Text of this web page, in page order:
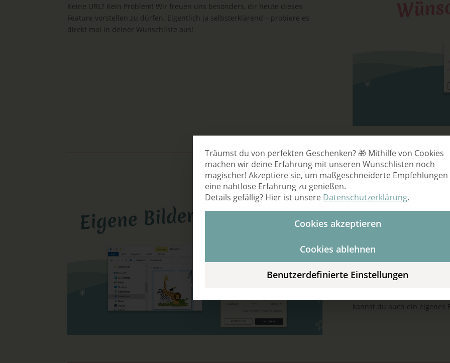
Keine URL? Kein Problem! Wir freuen uns besonders, dir heute dieses
Feature vorstellen zu dürfen. Eigentlich ja selbsterklärend – probiere es
direkt mal in deiner Wunschliste aus!
Eigene Bilder
StarSnoopy-User haben
die Funktion da! Nun
hochladen.
Manchmal kommt es vor,
Wunschprodukt gefunden
Bilder hinterlegt sind. Den
kannst du auch ein eigenes
Datenschutz-
Träumst du von perfekten Geschenken? 🎁 Mithilfe von Cookies
machen wir deine Erfahrung mit unseren Wunschlisten noch
magischer! Akzeptiere sie, um maßgeschneiderte
eine nahtlose Erfahrung zu genießen.
Details gefällig? Hier ist unsere Datenschutzerklärung.
Cookies akzeptieren
Cookies ablehnen
Benutzerdefinierte Einstellungen